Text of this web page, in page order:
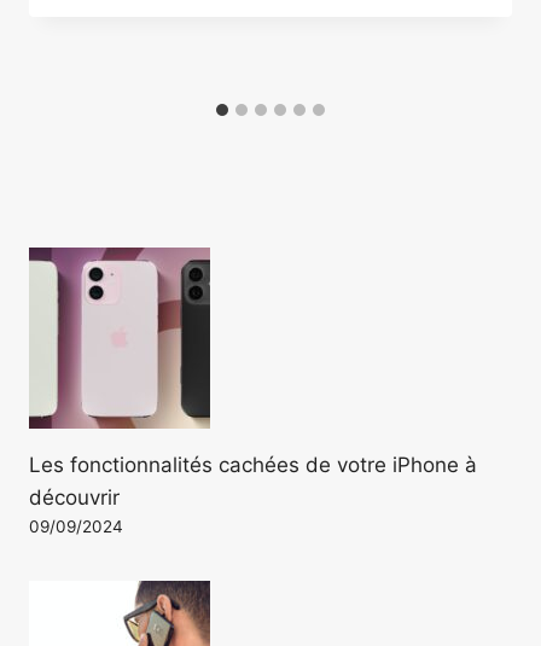
Les fonctionnalités cachées de votre iPhone à
découvrir
09/09/2024